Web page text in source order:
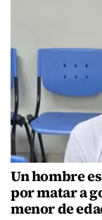
Un hombre
por matar a
menor de